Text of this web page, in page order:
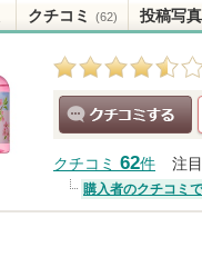
クチコミ (62) 投稿写
クチコミ 62件 注
購入者のクチコミ